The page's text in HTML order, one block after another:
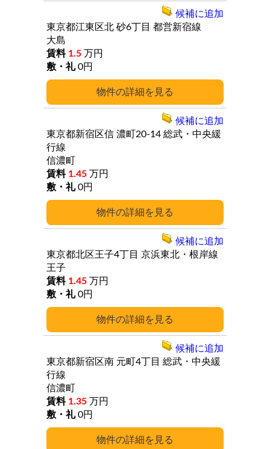
詳細
東京都江東区北 砂6丁目 都営新宿線
大島
1.5 万円
0円
候補に追加
詳細
東京都新宿区信 濃町20-14 総武・中央緩
行線
信濃町
1.45 万円
0円
候補に追加
詳細
東京都北区王子4丁目 京浜東北・根岸線
王子
1.45 万円
0円
候補に追加
詳細
東京都新宿区南 元町4丁目 総武・中央緩
行線
信濃町
1.35 万円
0円
候補に追加